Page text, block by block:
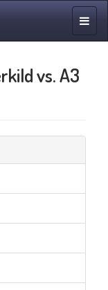
Toggle
vs. A3